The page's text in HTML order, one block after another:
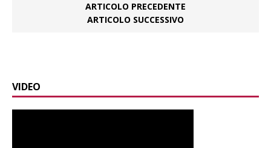
ARTICOLO PRECEDENTE
ARTICOLO SUCCESSIVO
VIDEO